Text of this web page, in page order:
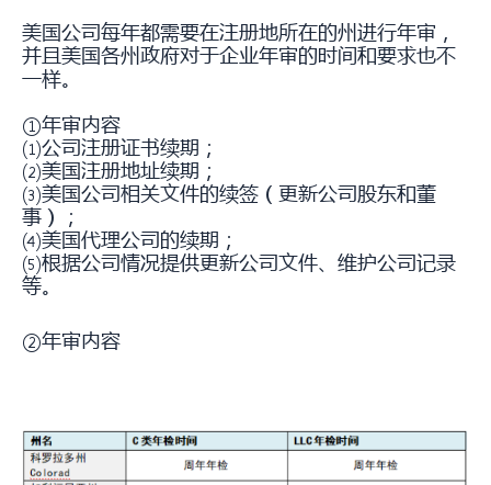
美国公司每年都需要在注册地所在的州进行年审，
并且美国各州政府对于企业年审的时间和要求也不
一样。
①年审内容
⑴公司注册证书续期；
⑵美国注册地址续期；
⑶美国公司相关文件的续签（更新公司股东和董
事）；
⑷美国代理公司的续期；
⑸根据公司情况提供更新公司文件、维护公司记录
等。
②年审内容